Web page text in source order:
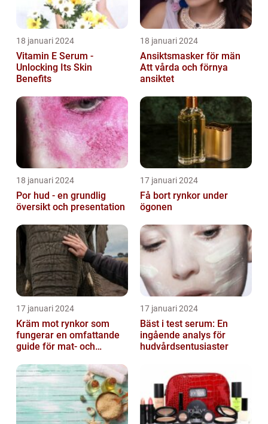
18 januari 2024
Vitamin E Serum -
Unlocking Its Skin
Benefits
18 januari 2024
Ansiktsmasker för män
Att vårda och förnya
ansiktet
18 januari 2024
Por hud - en grundlig
översikt och presentation
17 januari 2024
Få bort rynkor under
ögonen
17 januari 2024
Kräm mot rynkor som
fungerar en omfattande
guide för mat- och
17 januari 2024
Bäst i test serum: En
ingående analys för
hudvårdsentusiaster